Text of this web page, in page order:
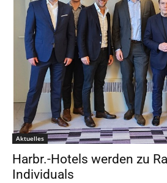
Aktuelles
Harbr.-Hotels werden zu
Individuals